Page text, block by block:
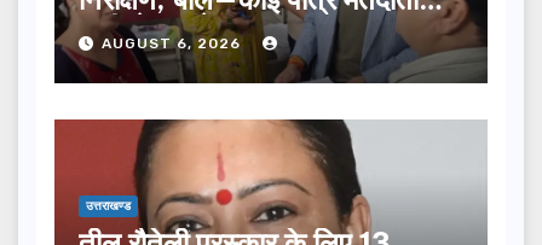
सूची से न छूटे…
AUGUST 6, 2026
उत्तराखण्ड